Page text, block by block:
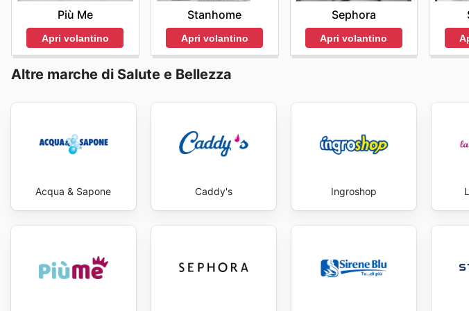
Più Me
Apri volantino
Stanhome
Apri volantino
Sephora
Apri volantino
Altre marche di Salute e Bellezza
Acqua & Sapone Caddy's Ingroshop